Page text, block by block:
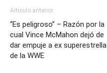
Artículo anterior
“Es peligroso” – Razón por la
cual Vince McMahon dejó de
dar empuje a ex superestrella
de la WWE